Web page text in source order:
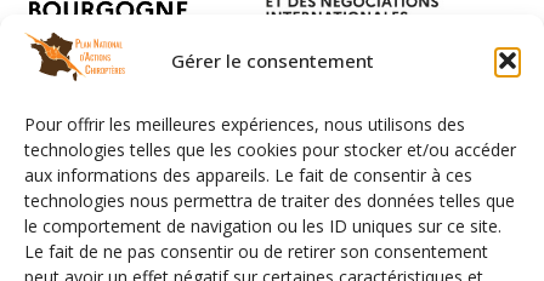
Gérer le consentement
Pour offrir les meilleures expériences, nous utilisons des
technologies telles que les cookies pour stocker et/ou accéder
aux informations des appareils. Le fait de consentir à ces
technologies nous permettra de traiter des données telles que
le comportement de navigation ou les ID uniques sur ce site.
Le fait de ne pas consentir ou de retirer son consentement